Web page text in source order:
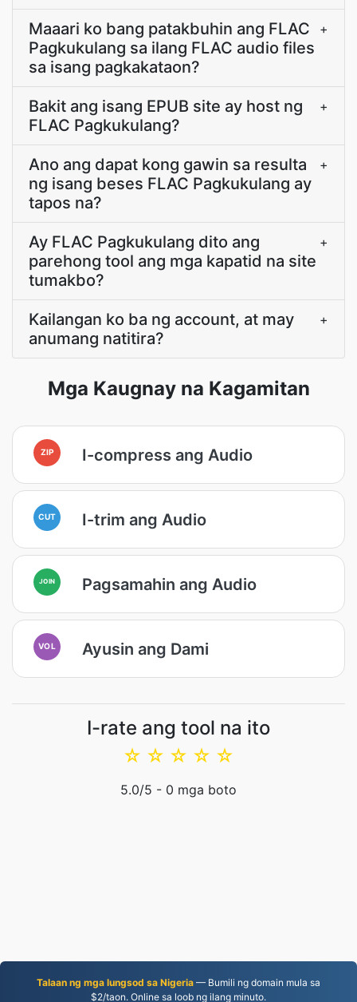
Maaari ko bang patakbuhin ang FLAC
Pagkukulang sa ilang FLAC audio files
sa isang pagkakataon?
+
Bakit ang isang EPUB site ay host ng
FLAC Pagkukulang?
+
Ano ang dapat kong gawin sa resulta
ng isang beses FLAC Pagkukulang ay
tapos na?
+
Ay FLAC Pagkukulang dito ang
parehong tool ang mga kapatid na site
tumakbo?
+
Kailangan ko ba ng account, at may
anumang natitira?
+
Mga Kaugnay na Kagamitan
ZIP I-compress ang Audio
CUT I-trim ang Audio
JOIN Pagsamahin ang Audio
VOL Ayusin ang Dami
I-rate ang tool na ito
☆
☆
☆
☆
☆
5.0/5 - 0 mga boto
Talaan ng mga lungsod sa Nigeria — Bumili ng domain mula sa
$2/taon. Online sa loob ng ilang minuto.